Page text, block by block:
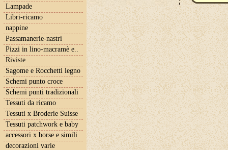
Lampade
Libri-ricamo
nappine
Passamanerie-nastri
Pizzi in lino-macramè e..
Riviste
Sagome e Rocchetti legno
Schemi punto croce
Schemi punti tradizionali
Tessuti da ricamo
Tessuti x Broderie Suisse
Tessuti patchwork e baby
accessori x borse e simili
decorazioni varie